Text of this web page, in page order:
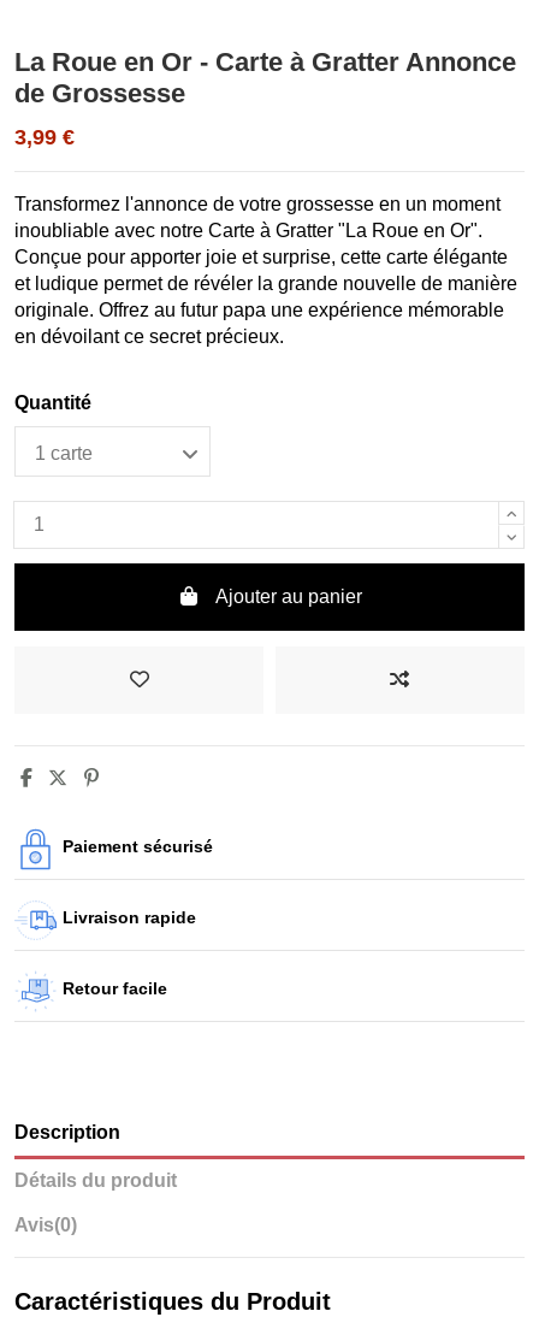
La Roue en Or - Carte à Gratter Annonce
de Grossesse
3,99 €
Transformez l'annonce de votre grossesse en un moment
inoubliable avec notre Carte à Gratter "La Roue en Or".
Conçue pour apporter joie et surprise, cette carte élégante
et ludique permet de révéler la grande nouvelle de manière
originale. Offrez au futur papa une expérience mémorable
en dévoilant ce secret précieux.
Quantité
Ajouter au panier
Paiement sécurisé
Livraison rapide
Retour facile
Description
Détails du produit
Avis(0)
Caractéristiques du Produit